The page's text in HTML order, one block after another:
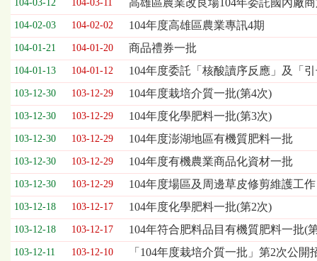
依
序
開
標
期、
截
標
日
期、
公
告
事
項
104-03-12 104-03-11 高雄區農業改良場104年委託國內廠
104-02-03 104-02-02 104年度高雄區農業專訊4期
104-01-21 104-01-20 商品禮券一批
104-01-13 104-01-12 104年度委託「核酸讀序反應」及「
103-12-30 103-12-29 104年度栽培介質一批(第4次)
103-12-30 103-12-29 104年度化學肥料一批(第3次)
103-12-30 103-12-29 104年度澎湖地區有機質肥料一批
103-12-30 103-12-29 104年度有機農業商品化資材一批
103-12-30 103-12-29 104年度場區及周邊草皮修剪維護工作
103-12-18 103-12-17 104年度化學肥料一批(第2次)
103-12-18 103-12-17 104年符合肥料品目有機質肥料一批(
103-12-11 103-12-10 「104年度栽培介質一批」第2次公開